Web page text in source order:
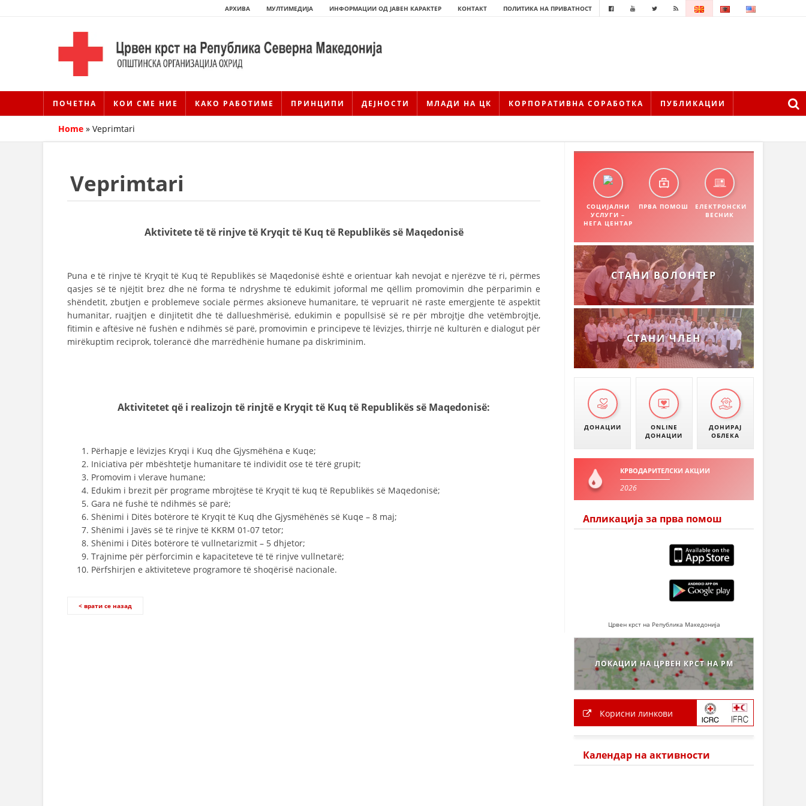
АРХИВА МУЛТИМЕДИЈА ИНФОРМАЦИИ ОД ЈАВЕН КАРАКТЕР КОНТАКТ ПОЛИТИКА НА ПРИВАТНОСТ
ПОЧЕТНА КОИ СМЕ НИЕ КАКО РАБОТИМЕ ПРИНЦИПИ ДЕЈНОСТИ МЛАДИ НА ЦК КОРПОРАТИВНА СОРАБОТКА ПУБЛИКАЦИИ
СТРУКТУРА НА ОРГАНИЗАЦИЈАТА
КОНТАКТ ИНФОРМАЦИИ
ЧЛЕНСТВО ВО ПРОФЕСИОНАЛНИ ТЕЛА
ОРГАНИЗАЦИЈА И РАЗВОЈ
РАКОВОДЕН ОДБОР
Home » Veprimtari
Veprimtari
Aktivitete të të rinjve të Kryqit të Kuq të Republikës së Maqedonisë
Puna e të rinjve të Kryqit të Kuq të Republikës së Maqedonisë është e orientuar kah nevojat e njerëzve të ri, përmes
qasjes së të njëjtit brez dhe në forma të ndryshme të edukimit joformal me qëllim promovimin dhe përparimin e
shëndetit, zbutjen e problemeve sociale përmes aksioneve humanitare, të vepruarit në raste emergjente të aspektit
humanitar, ruajtjen e dinjitetit dhe të dallueshmërisë, edukimin e popullsisë së re për mbrojtje dhe vetëmbrojtje,
fitimin e aftësive në fushën e ndihmës së parë, promovimin e principeve të lëvizjes, thirrje në kulturën e dialogut për
mirëkuptim reciprok, tolerancë dhe marrëdhënie humane pa diskriminim.
Aktivitetet që i realizojn të rinjtë e Kryqit të Kuq të Republikës së Maqedonisë:
Përhapje e lëvizjes Kryqi i Kuq dhe Gjysmëhëna e Kuqe;
Iniciativa për mbështetje humanitare të individit ose të tërë grupit;
Promovim i vlerave humane;
Edukim i brezit për programe mbrojtëse të Kryqit të kuq të Republikës së Maqedonisë;
Gara në fushë të ndihmës së parë;
Shënimi i Ditës botërore të Kryqit të Kuq dhe Gjysmëhënës së Kuqe – 8 maj;
Shënimi i Javës së të rinjve të KKRM 01-07 tetor;
Shënimi i Ditës botërore të vullnetarizmit – 5 dhjetor;
Trajnime për përforcimin e kapaciteteve të të rinjve vullnetarë;
Përfshirjen e aktiviteteve programore të shoqërisë nacionale.
< врати се назад
СОЦИЈАЛНИ
УСЛУГИ –
НЕГА ЦЕНТАР
ПРВА ПОМОШ
ЕЛЕКТРОНСКИ
ВЕСНИК
СТАНИ ВОЛОНТЕР
СТАНИ ЧЛЕН
ДОНАЦИИ
ONLINE
ДОНАЦИИ
ДОНИРАЈ
ОБЛЕКА
КРВОДАРИТЕЛСКИ АКЦИИ
2026
Апликација за прва помош
Црвен крст на Република Македонија
ЛОКАЦИИ НА ЦРВЕН КРСТ НА РМ
Корисни линкови
Календар на активности